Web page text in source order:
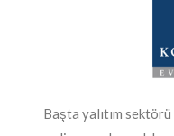
Başta yalıtım